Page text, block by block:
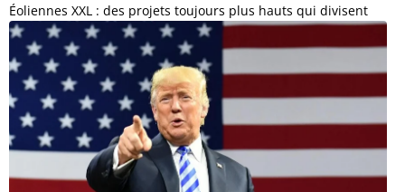
Éoliennes XXL : des projets toujours plus hauts qui divisent